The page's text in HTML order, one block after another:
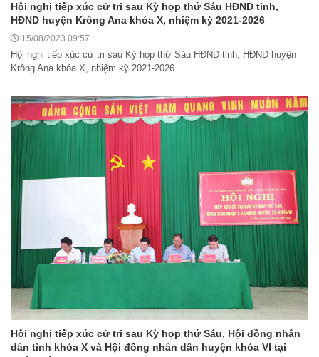
Hội nghị tiếp xúc cử tri sau Kỳ họp thứ Sáu HĐND tỉnh,
HĐND huyện Krông Ana khóa X, nhiệm kỳ 2021-2026
15/08/2023 09:57
Hội nghị tiếp xúc cử tri sau Kỳ họp thứ Sáu HĐND tỉnh, HĐND huyện
Krông Ana khóa X, nhiệm kỳ 2021-2026
Hội nghị tiếp xúc cử tri sau Kỳ họp thứ Sáu, Hội đồng nhân
dân tỉnh khóa X và Hội đồng nhân dân huyện khóa VI tại
Nghị quyết Cho ý kiến về cam kết bố trí nguồn vốn đối ứng ngân
sách địa phương để thực hiện Dự án Xây dựng Trụ sở làm...